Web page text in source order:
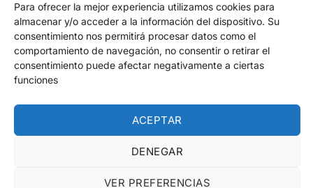
Para ofrecer la mejor experiencia utilizamos cookies para
almacenar y/o acceder a la información del dispositivo. Su
consentimiento nos permitirá procesar datos como el
comportamiento de navegación, no consentir o retirar el
consentimiento puede afectar negativamente a ciertas
funciones
ACEPTAR
DENEGAR
VER PREFERENCIAS
Viernes:
08:00 - 14:00